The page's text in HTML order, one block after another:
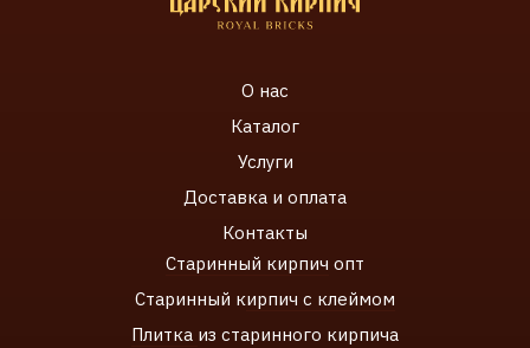
О нас
Каталог
Услуги
Доставка и оплата
Контакты
Старинный кирпич опт
Старинный кирпич с клеймом
Плитка из старинного кирпича